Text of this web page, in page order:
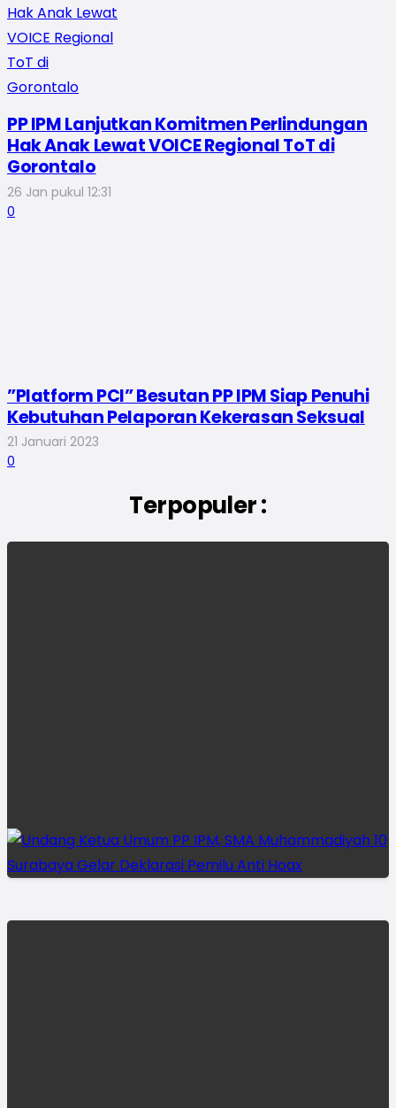
PP IPM Lanjutkan Komitmen Perlindungan
Hak Anak Lewat VOICE Regional ToT di
Gorontalo
26 Jan pukul 12:31
0
”Platform PCI” Besutan PP IPM Siap Penuhi
Kebutuhan Pelaporan Kekerasan Seksual
21 Januari 2023
0
Terpopuler :